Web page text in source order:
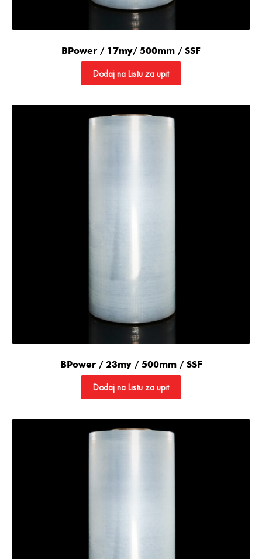
BPower / 17my/ 500mm / SSF
Dodaj na Listu za upit
BPower / 23my / 500mm / SSF
Dodaj na Listu za upit